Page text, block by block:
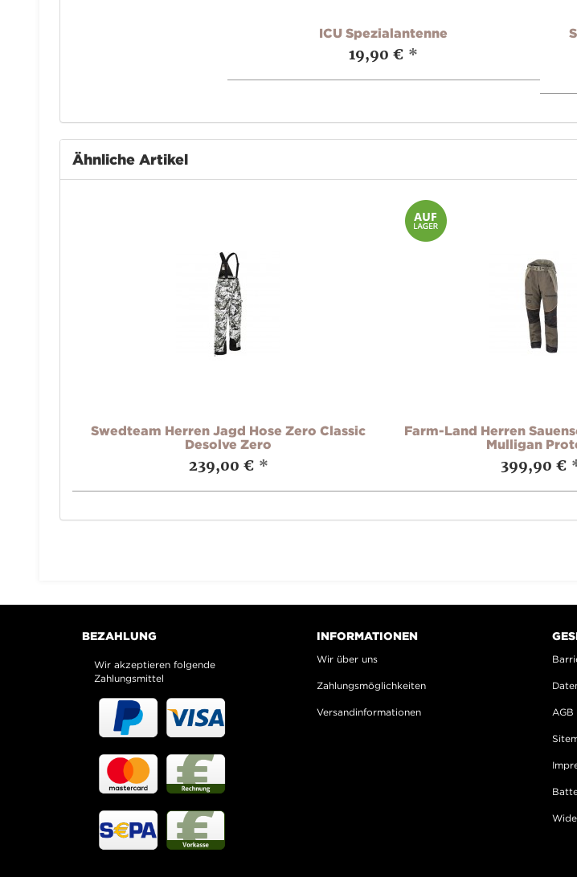
ICU Spezialantenne
19,90 € *
Ähnliche Artikel
Swedteam Herren Jagd Hose Zero Classic
Desolve Zero
239,00 € *
Farm-Land Herren
Mulligan
399,90 €
BEZAHLUNG
Wir akzeptieren folgende
Zahlungsmittel
INFORMATIONEN
Wir über uns
Zahlungsmöglichkeiten
Versandinformationen AGB